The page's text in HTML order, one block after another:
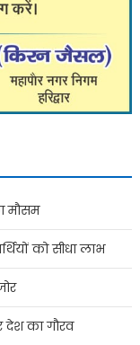
मौसम
को सीधा लाभ
देश का गौरव